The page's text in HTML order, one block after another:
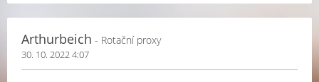
Arthurbeich - Rotační proxy
30. 10. 2022 4:07